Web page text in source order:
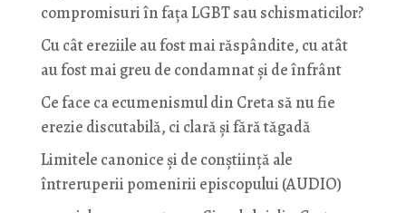
compromisuri în fața LGBT sau schismaticilor?
Cu cât ereziile au fost mai răspândite, cu atât
au fost mai greu de condamnat și de înfrânt
Ce face ca ecumenismul din Creta să nu fie
erezie discutabilă, ci clară și fără tăgadă
Limitele canonice și de conștiință ale
întreruperii pomenirii episcopului (AUDIO)